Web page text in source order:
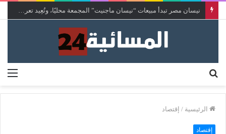
مع « The Next Ad » ، إنوي يُسند حملته الإعلانية المقبلة إلى الشباب المغربي
الرئيسية / إقتصاد
إقتصاد